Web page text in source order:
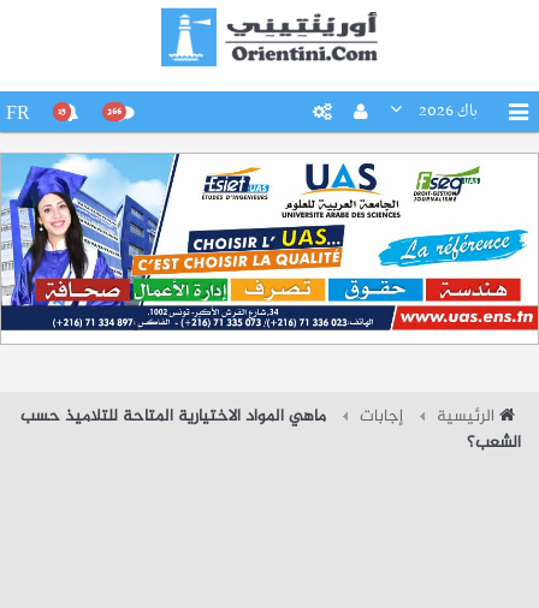
باك 2026 266
15
FR
الرئيسية إجابات
ماهي المواد الاختيارية المتاحة للتلاميذ حسب
الشعب؟